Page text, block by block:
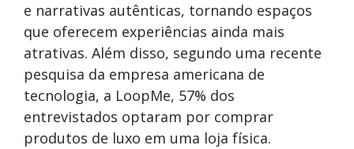
e narrativas autênticas, tornando espaços
que oferecem experiências ainda mais
atrativas. Além disso, segundo uma recente
pesquisa da empresa americana de
tecnologia, a LoopMe, 57% dos
entrevistados optaram por comprar
produtos de luxo em uma loja física.